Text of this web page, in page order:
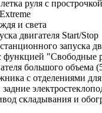
руля с
и света
двигателя Start/Stop
запуска
функцией "Свободные
большого объема
с отделениями
складывания и